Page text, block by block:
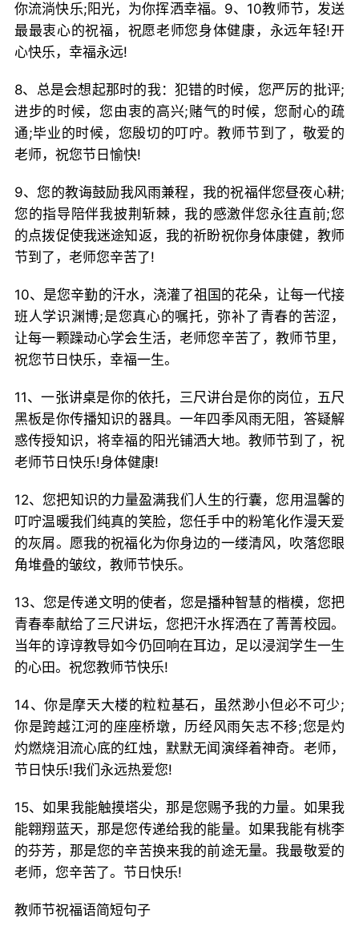
你流淌快乐;阳光，为你挥洒幸福。9、10教师节，发送
最最衷心的祝福，祝愿老师您身体健康，永远年轻!开
心快乐，幸福永远!
8、总是会想起那时的我：犯错的时候，您严厉的批评;
进步的时候，您由衷的高兴;赌气的时候，您耐心的疏
通;毕业的时候，您殷切的叮咛。教师节到了，敬爱的
老师，祝您节日愉快!
9、您的教诲鼓励我风雨兼程，我的祝福伴您昼夜心耕;
您的指导陪伴我披荆斩棘，我的感激伴您永往直前;您
的点拨促使我迷途知返，我的祈盼祝你身体康健，教师
节到了，老师您辛苦了!
10、是您辛勤的汗水，浇灌了祖国的花朵，让每一代接
班人学识渊博;是您真心的嘱托，弥补了青春的苦涩，
让每一颗躁动心学会生活，老师您辛苦了，教师节里，
祝您节日快乐，幸福一生。
11、一张讲桌是你的依托，三尺讲台是你的岗位，五尺
黑板是你传播知识的器具。一年四季风雨无阻，答疑解
惑传授知识，将幸福的阳光铺洒大地。教师节到了，祝
老师节日快乐!身体健康!
12、您把知识的力量盈满我们人生的行囊，您用温馨的
叮咛温暖我们纯真的笑脸，您任手中的粉笔化作漫天爱
的灰屑。愿我的祝福化为你身边的一缕清风，吹落您眼
角堆叠的皱纹，教师节快乐。
13、您是传递文明的使者，您是播种智慧的楷模，您把
青春奉献给了三尺讲坛，您把汗水挥洒在了菁菁校园。
当年的谆谆教导如今仍回响在耳边，足以浸润学生一生
的心田。祝您教师节快乐!
14、你是摩天大楼的粒粒基石，虽然渺小但必不可少;
你是跨越江河的座座桥墩，历经风雨矢志不移;您是灼
灼燃烧泪流心底的红烛，默默无闻演绎着神奇。老师，
节日快乐!我们永远热爱您!
15、如果我能触摸塔尖，那是您赐予我的力量。如果我
能翱翔蓝天，那是您传递给我的能量。如果我能有桃李
的芬芳，那是您的辛苦换来我的前途无量。我最敬爱的
老师，您辛苦了。节日快乐!
教师节祝福语简短句子